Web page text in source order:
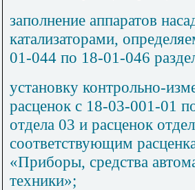
заполнение аппаратов
катализаторами,
01-044 по 18-01-046
установку контрольно-
расценок с 18-03-001-01
отдела 03 и расценок
соответствующим
«Приборы, средства
техники»;